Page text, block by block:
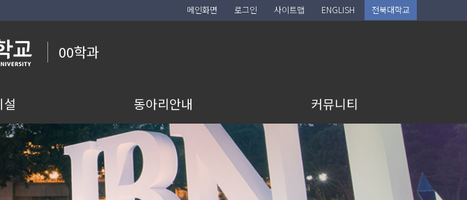
00학과
메인화면 로그인 사이트맵 ENGLISH 전북대학교
설 동아리안내 커뮤니티